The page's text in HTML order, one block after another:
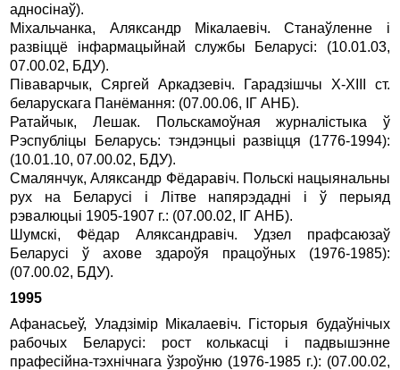
адносiнаў).
Мiхальчанка, Аляксандр Мiкалаевiч. Станаўленне i
развiццё iнфармацыйнай службы Беларусi: (10.01.03,
07.00.02, БДУ).
Пiваварчык, Сяргей Аркадзевiч. Гарадзiшчы X-XIII ст.
беларускага Панёмання: (07.00.06, IГ АНБ).
Ратайчык, Лешак. Польскамоўная журналiстыка ў
Рэспублiцы Беларусь: тэндэнцыi развiцця (1776-1994):
(10.01.10, 07.00.02, БДУ).
Смалянчук, Аляксандр Фёдаравiч. Польскi нацыянальны
рух на Беларусi i Лiтве напярэдаднi i ў перыяд
рэвалюцыi 1905-1907 г.: (07.00.02, IГ АНБ).
Шумскi, Фёдар Аляксандравiч. Удзел прафсаюзаў
Беларусi ў ахове здароўя працоўных (1976-1985):
(07.00.02, БДУ).
1995
Афанасьеў, Уладзiмiр Мiкалаевiч. Гiсторыя будаўнiчых
рабочых Беларусi: рост колькасцi i падвышэнне
прафесiйна-тэхнiчнага ўзроўню (1976-1985 г.): (07.00.02,